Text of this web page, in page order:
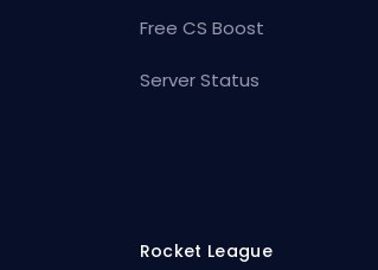
Free CS Boost
Server Status
Rocket League